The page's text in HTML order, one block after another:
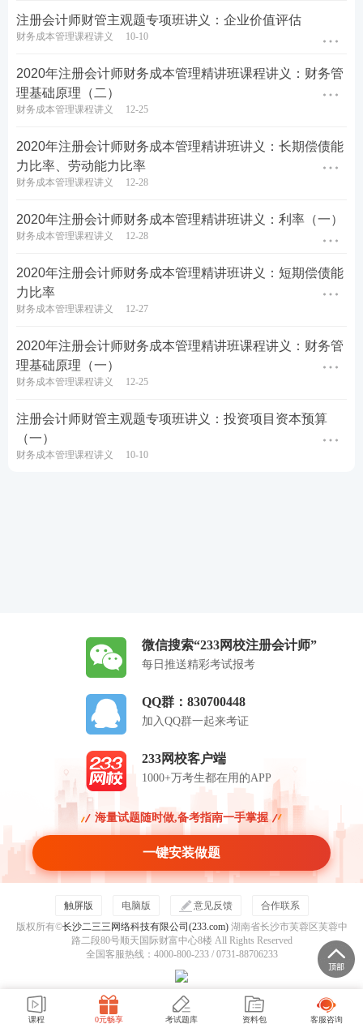
注册会计师财管主观题专项班讲义：企业价值评估
财务成本管理课程讲义 10-10
2020年注册会计师财务成本管理精讲班课程讲义：财务管
理基础原理（二）
财务成本管理课程讲义 12-25
2020年注册会计师财务成本管理精讲班讲义：长期偿债能
力比率、劳动能力比率
财务成本管理课程讲义 12-28
2020年注册会计师财务成本管理精讲班讲义：利率（一）
财务成本管理课程讲义 12-28
2020年注册会计师财务成本管理精讲班讲义：短期偿债能
力比率
财务成本管理课程讲义 12-27
2020年注册会计师财务成本管理精讲班课程讲义：财务管
理基础原理（一）
财务成本管理课程讲义 12-25
注册会计师财管主观题专项班讲义：投资项目资本预算
（一）
财务成本管理课程讲义 10-10
微信搜索“233网校注册会计师”
每日推送精彩考试报考
QQ群：830700448
加入QQ群一起来考证
233网校客户端
1000+万考生都在用的APP
海量试题随时做,备考指南一手掌握
一键安装做题
触屏版 电脑版 意见反馈
合作联系
版权所有©长沙二三三网络科技有限公司(233.com)湖南省长沙市芙蓉区芙蓉中
路二段80号顺天国际财富中心8楼 All Rights Reserved
全国客服热线：4000-800-233 / 0731-88706233
课程 0元畅享 考试题库 资料包 客服咨询